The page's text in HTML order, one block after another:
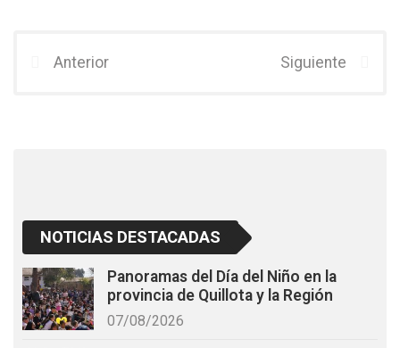
b
er
Anterior Siguiente
NOTICIAS DESTACADAS
Panoramas del Día del Niño en la
provincia de Quillota y la Región
07/08/2026